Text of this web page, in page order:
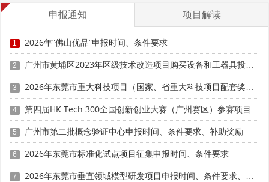
解创新资源不足难题，构建"政策赋能+协同创新+成果转
化"的闭环体系。
广东省专精特新扶持政策明确，对国家级专精特新"小
巨人"企业给予一次性奖补，珠三角地区每家企业奖补100万
元，粤东、粤西、粤北地区每家企业奖补120万元，粤东西
北地区奖补标准高出20万元，有效激发中小企业申报意愿。
同时，对深耕县域特色产业、主导产品为地方支柱产业配套
的企业，可适当放宽部分财务指标要求;对利用本地资源开展
特色化经营的企业，评审中给予专项加分，弥补与珠三角企
业在硬核指标上的差距。
企业应主动对接《广东省优质中小企业梯度培育管理实
申报通知 项目解读
1 2026年“佛山优品”申报时间、条件要求
2 广州市黄埔区2023年区级技术改造项目购买设备和工器具投资奖励（第四批）申报时间、条件要求、补助标准
3 2026年东莞市重大科技项目（国家、省重大科技项目配套奖励）入库备案申报时间、条件要求
4 第四届HK Tech 300全国创新创业大赛（广州赛区）参赛项目征集时间、条件要求、扶持奖励
5 广州市第二批概念验证中心申报时间、条件要求、补助奖励
6 2026年东莞市标准化试点项目征集申报时间、条件要求
7 2026年东莞市垂直领域模型研发项目申报时间、条件要求、资助奖励